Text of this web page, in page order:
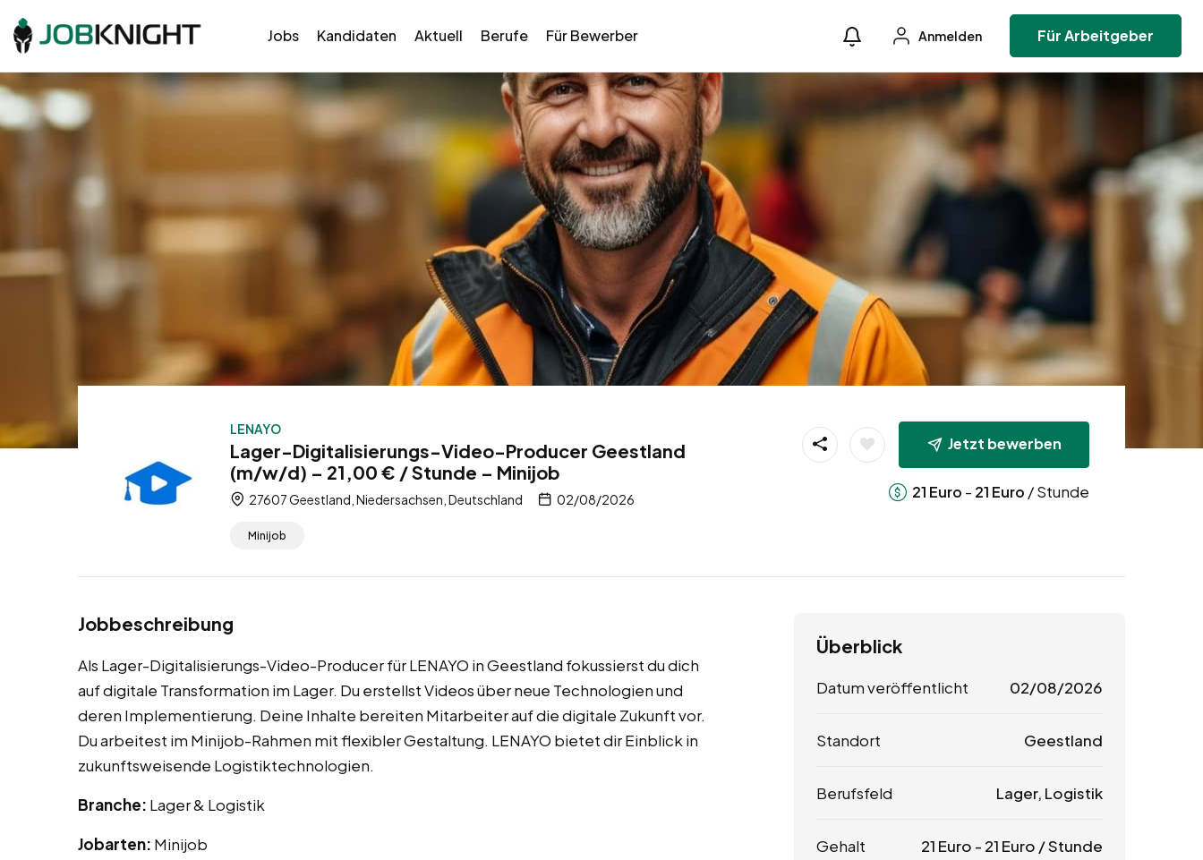
Jobs Kandidaten Aktuell Berufe Für Bewerber Anmelden Für Arbeitgeber
LENAYO
Lager-Digitalisierungs-Video-Producer Geestland
(m/w/d) – 21,00 € / Stunde – Minijob
27607 Geestland, Niedersachsen, Deutschland 02/08/2026
Minijob
Jetzt bewerben
21 Euro - 21 Euro / Stunde
Jobbeschreibung
Als Lager-Digitalisierungs-Video-Producer für LENAYO in Geestland fokussierst du dich
auf digitale Transformation im Lager. Du erstellst Videos über neue Technologien und
deren Implementierung. Deine Inhalte bereiten Mitarbeiter auf die digitale Zukunft vor.
Du arbeitest im Minijob-Rahmen mit flexibler Gestaltung. LENAYO bietet dir Einblick in
zukunftsweisende Logistiktechnologien.
Branche: Lager & Logistik
Jobarten: Minijob
Überblick
Datum veröffentlicht 02/08/2026
Standort Geestland
Berufsfeld Lager, Logistik
Gehalt 21 Euro - 21 Euro / Stunde